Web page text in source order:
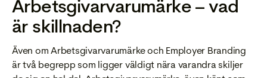
Arbetsgivarvarumärke – vad
är skillnaden?
Även om Arbetsgivarvarumärke och Employer Branding
är två begrepp som ligger väldigt nära varandra skiljer